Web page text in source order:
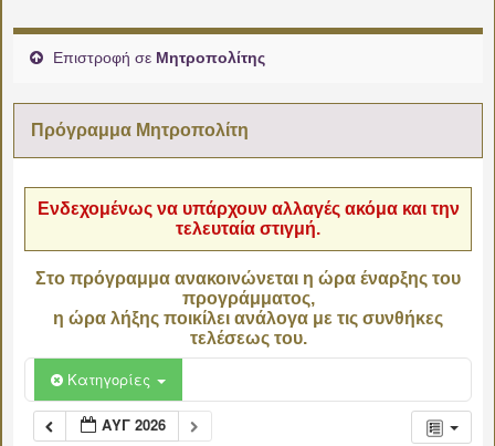
Επιστροφή σε Μητροπολίτης
Πρόγραμμα Μητροπολίτη
Ενδεχομένως να υπάρχουν αλλαγές ακόμα και την
τελευταία στιγμή.
Στο πρόγραμμα ανακοινώνεται η ώρα έναρξης του
προγράμματος,
η ώρα λήξης ποικίλει ανάλογα με τις συνθήκες
τελέσεως του.
Κατηγορίες
ΑΥΓ 2026